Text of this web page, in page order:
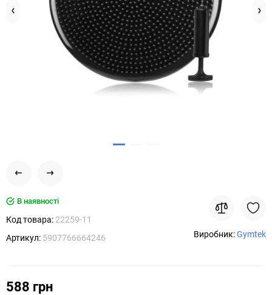
В наявності
Код товара: 22259-11
Артикул: 5907766664246 Виробник:Gymtek
588 грн